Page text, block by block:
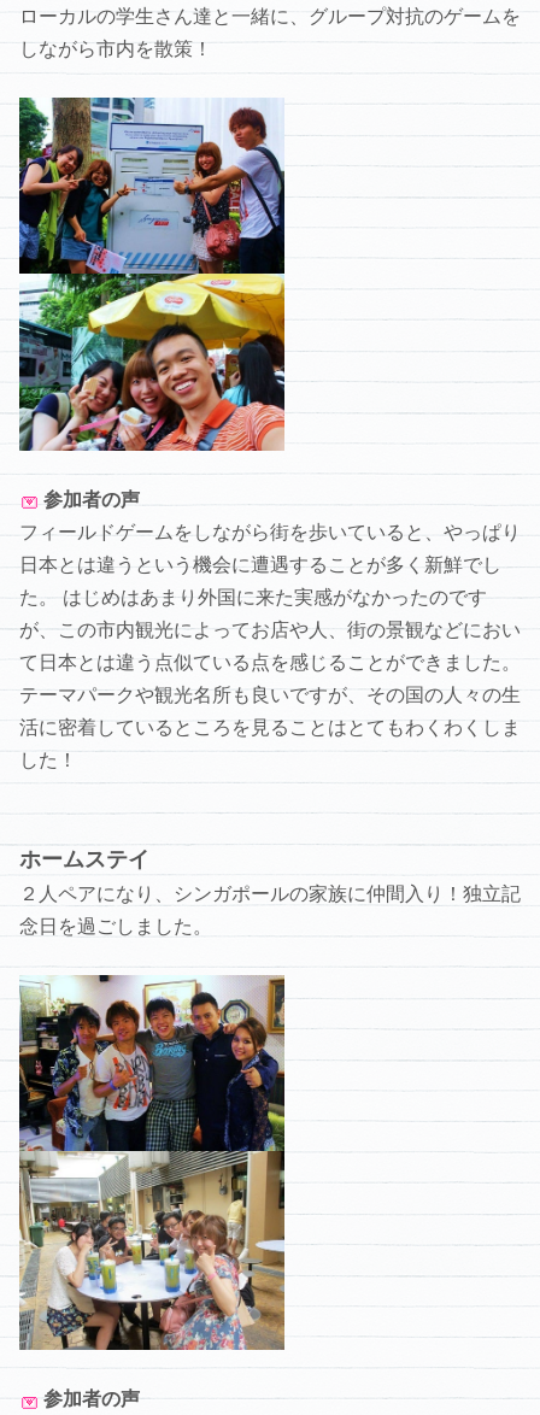
ローカルの学生さん達と一緒に、グループ対抗のゲームを
しながら市内を散策！
参加者の声
フィールドゲームをしながら街を歩いていると、やっぱり
日本とは違うという機会に遭遇することが多く新鮮でし
た。 はじめはあまり外国に来た実感がなかったのです
が、この市内観光によってお店や人、街の景観などにおい
て日本とは違う点似ている点を感じることができました。
テーマパークや観光名所も良いですが、その国の人々の生
活に密着しているところを見ることはとてもわくわくしま
した！
ホームステイ
２人ペアになり、シンガポールの家族に仲間入り！独立記
念日を過ごしました。
参加者の声